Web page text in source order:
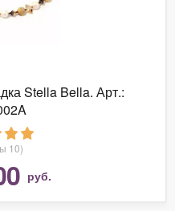
Stella Bella. Арт.:
10)
руб.